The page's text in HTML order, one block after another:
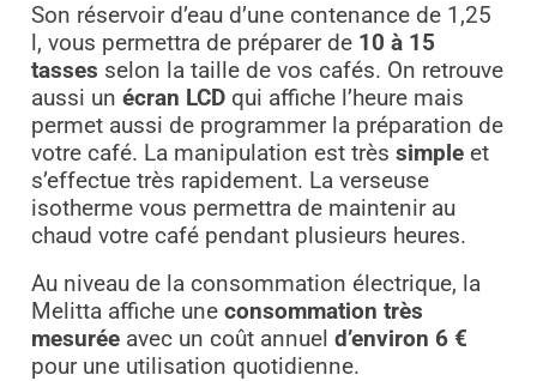
Son réservoir d’eau d’une contenance de 1,25
l, vous permettra de préparer de 10 à 15
tasses selon la taille de vos cafés. On retrouve
aussi un écran LCDqui affiche l’heure mais
permet aussi de programmer la préparation de
votre café. La manipulation est très simpleet
s’effectue très rapidement. La verseuse
isotherme vous permettra de maintenir au
chaud votre café pendant plusieurs heures.
Au niveau de la consommation électrique, la
Melitta affiche une consommation très
mesuréeavec un coût annuel d’environ 6 €
pour une utilisation quotidienne.